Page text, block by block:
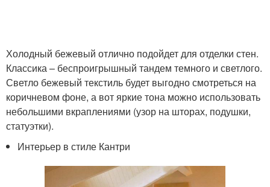
Холодный бежевый отлично подойдет для отделки стен.
Классика – беспроигрышный тандем темного и светлого.
Светло бежевый текстиль будет выгодно смотреться на
коричневом фоне, а вот яркие тона можно использовать
небольшими вкраплениями (узор на шторах, подушки,
статуэтки).
Интерьер в стиле Кантри